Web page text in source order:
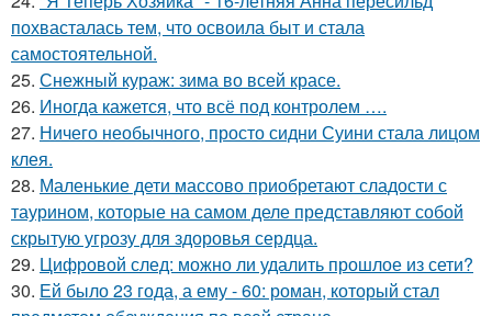
похвасталась тем, что освоила быт и стала
самостоятельной.
25. Снежный кураж: зима во всей красе.
26. Иногда кажется, что всё под контролем ….
27. Ничего необычного, просто сидни Суини стала лицом
клея.
28. Маленькие дети массово приобретают сладости с
таурином, которые на самом деле представляют собой
скрытую угрозу для здоровья сердца.
29. Цифровой след: можно ли удалить прошлое из сети?
30. Ей было 23 года, а ему - 60: роман, который стал